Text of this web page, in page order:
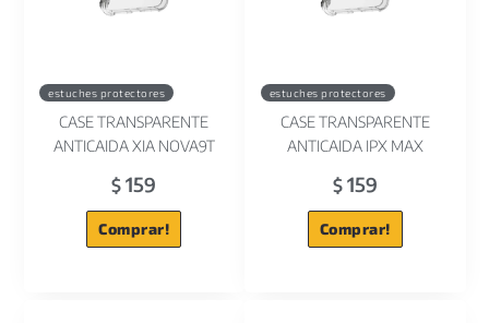
estuches protectores
CASE TRANSPARENTE
ANTICAIDA XIA NOVA9T
$ 159
Comprar!
estuches protectores
CASE TRANSPARENTE
ANTICAIDA IPX MAX
$159
Comprar!